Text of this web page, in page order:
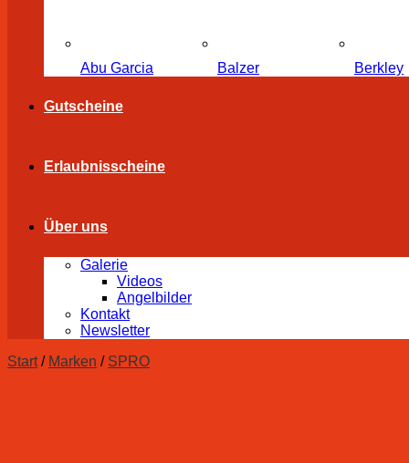
Abu Garcia Balzer Berkley
Gutscheine
Erlaubnisscheine
Über uns
Galerie
Videos
Angelbilder
Kontakt
Newsletter
Start / Marken / SPRO